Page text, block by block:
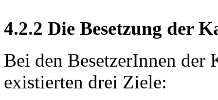
4.2.2 Die Besetzung der
Bei den BesetzerInnen der
existierten drei Ziele: